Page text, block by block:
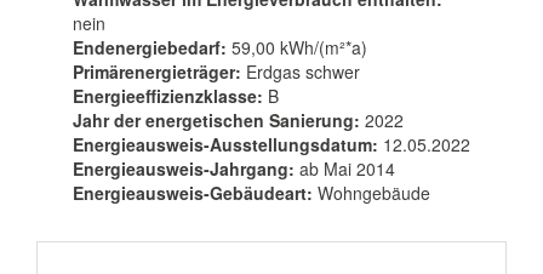
nein
Endenergiebedarf: 59,00 kWh/(m²*a)
Primärenergieträger: Erdgas schwer
Energieeffizienzklasse: B
Jahr der energetischen Sanierung: 2022
Energieausweis-Ausstellungsdatum: 12.05.2022
Energieausweis-Jahrgang: ab Mai 2014
Energieausweis-Gebäudeart: Wohngebäude